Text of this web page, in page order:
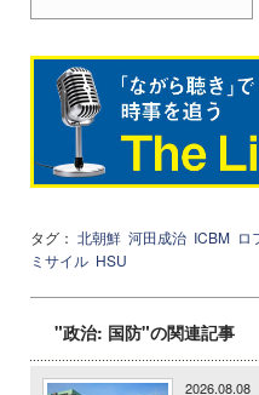
タグ： 北朝鮮 河田成治 ICBM ロ
ミサイル HSU
"政治: 国防"の関連記事
2026.08.08